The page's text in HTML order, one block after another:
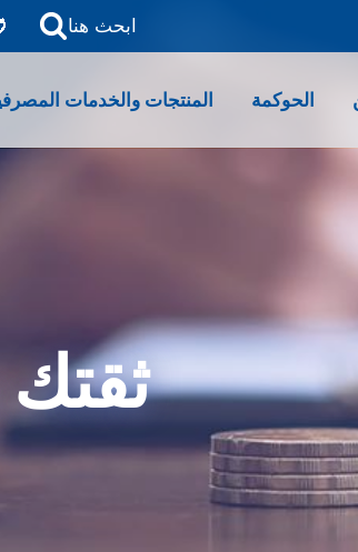
ابحث هنا
الحوكمة المنتجات والخدمات
ثقتك